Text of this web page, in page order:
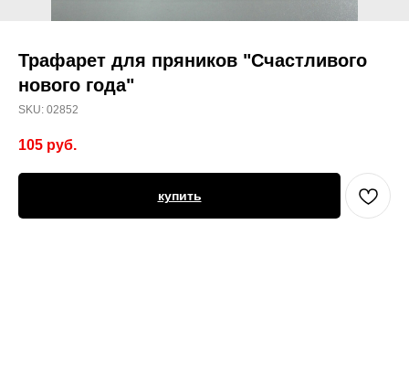
Трафарет для пряников "Счастливого
нового года"
SKU: 02852
105 руб.
купить